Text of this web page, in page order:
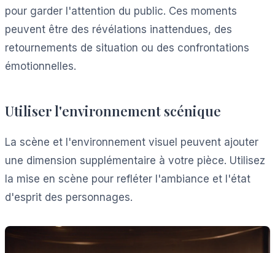
pour garder l'attention du public. Ces moments
peuvent être des révélations inattendues, des
retournements de situation ou des confrontations
émotionnelles.
Utiliser l'environnement scénique
La scène et l'environnement visuel peuvent ajouter
une dimension supplémentaire à votre pièce. Utilisez
la mise en scène pour refléter l'ambiance et l'état
d'esprit des personnages.